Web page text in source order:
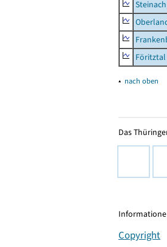
Föritztal
▴ nach oben
Das
Copyright